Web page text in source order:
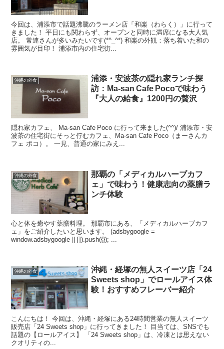
今回は、浦添市で話題沸騰のラーメン店「和楽（わらく）」に行って
きました！ 平日にも関わらず、オープンと同時に満席になる大人気
店。 常連さんが多いみたいです(*^_^*) 和楽の外観：落ち着いた和の
雰囲気が目印！ 浦添市内の住宅街...
沖縄の外食
浦添・安波茶の隠れ家ランチ探
訪：Ma‑san Cafe Pocoで味わう
『大人の給食』1200円の贅沢
隠れ家カフェ、 Ma‑san Cafe Poco に行って来ました(^^)/ 浦添市・安
波茶の住宅街にそっと佇むカフェ、Ma‑san Cafe Poco（まーさんカ
フェ ポコ）。 一見、普通の家にみえ...
沖縄の外食
那覇の「メディカルハーブカフ
ェ」で味わう！健康志向の薬膳ラ
ンチ体験
心と体を癒やす薬膳料理。 那覇市にある、「メディカルハーブカフ
ェ」をご紹介したいと思います。 (adsbygoogle =
window.adsbygoogle || []).push({}); ...
沖縄の外食
沖縄・経塚の無人スイーツ店「24
Sweets shop」でロールアイス体
験！おすすめフレーバー紹介
こんにちは！ 今回は、沖縄・経塚にある24時間営業の無人スイーツ
販売店「24 Sweets shop」に行ってきました！ 目当ては、SNSでも
話題の【ロールアイス】 「24 Sweets shop」は、冷凍とは思えない
クオリティの...